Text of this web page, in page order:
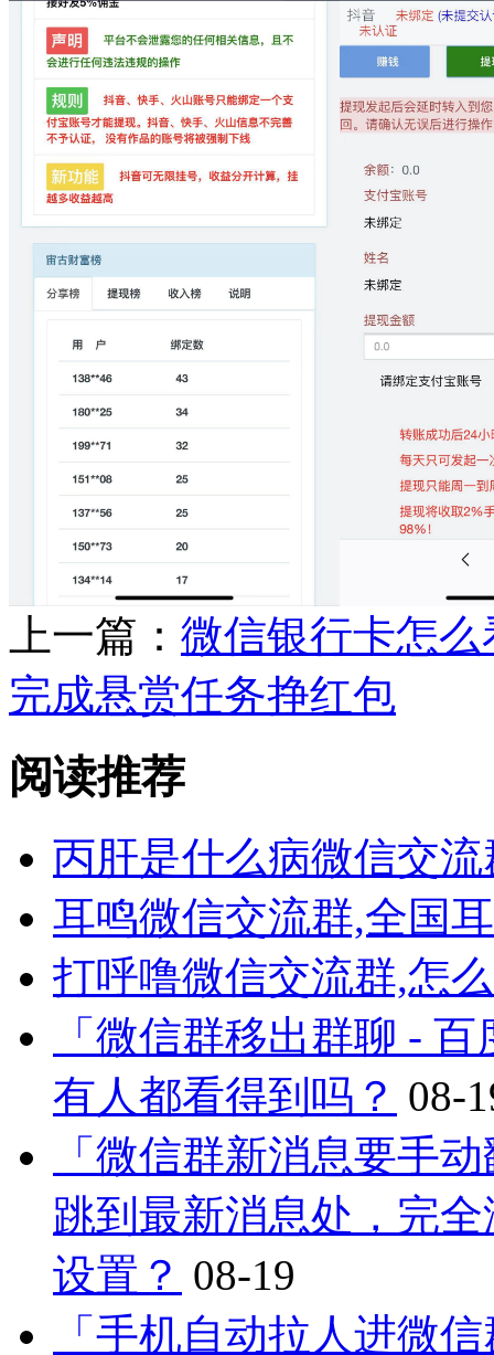
上一篇： 微信银行卡怎
完成悬赏任务挣红包
阅读推荐
丙肝是什么病微信交
耳鸣微信交流群,全国
打呼噜微信交流群,怎
「微信群移出群聊 -
有人都看得到吗？ 08-
「微信群新消息要手
跳到最新消息处，完
设置？ 08-19
「手机自动拉人进微